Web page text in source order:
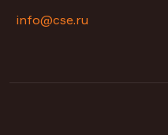
info@cse.ru